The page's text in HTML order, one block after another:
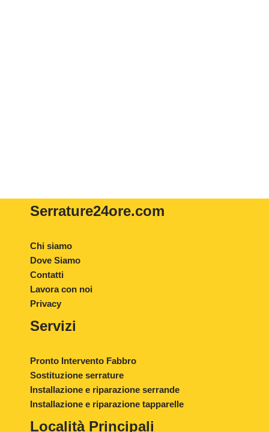
Serrature24ore.com
Chi siamo
Dove Siamo
Contatti
Lavora con noi
Privacy
Servizi
Pronto Intervento Fabbro
Sostituzione serrature
Installazione e riparazione serrande
Installazione e riparazione tapparelle
Località Principali